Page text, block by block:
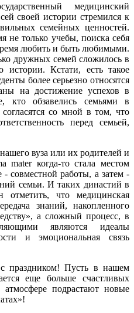
медицинский
своей истории стремился к
семейных ценностей.
не только учебы, поиска себя
любить и быть любимыми.
дружных семей сложилось в
Кстати, есть такое
более серьезно относятся
на достижение успехов в
кто обзавелись семьями в
со мной в том, что
перед семьей,
вуза или их родителей и
mater когда-то стала местом
- совместной работы, а затем -
семьи. И таких династий в
что медицинская
знаний, накопленного
а сложный процесс, в
являются идеалы
и эмоциональная связь
Пусть в нашем
еще больше счастливых
подрастают новые